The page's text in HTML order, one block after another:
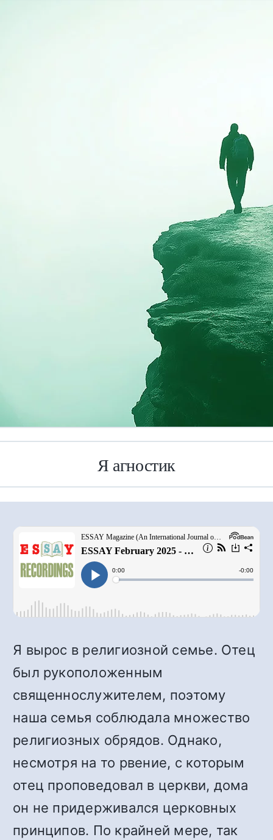
Я агностик
Я вырос в религиозной семье. Отец
был рукоположенным
священнослужителем, поэтому
наша семья соблюдала множество
религиозных обрядов. Однако,
несмотря на то рвение, с которым
отец проповедовал в церкви, дома
он не придерживался церковных
принципов. По крайней мере, так